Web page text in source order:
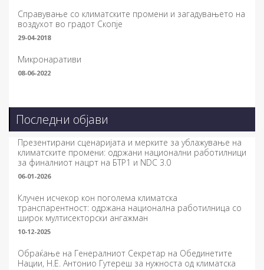
Справување со климатските промени и загадувањето на
воздухот во градот Скопје
29-04-2018
Микронаративи
08-06-2022
Последни објави
Презентирани сценаријата и мерките за ублажување на
климатските промени: одржани национални работилници
за финалниот нацрт на БТР1 и NDC 3.0
06-01-2026
Клучен исчекор кон поголема климатска
транспарентност: одржана национална работилница со
широк мултисекторски ангажман
10-12-2025
Обраќање на Генералниот Секретар на Обединетите
Нации, Н.Е. Антонио Гутереш за нужноста од климатска